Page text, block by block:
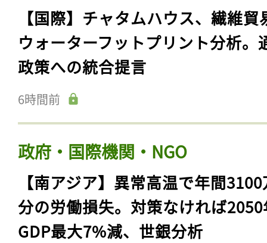
【国際】チャタムハウス、繊維貿
ウォーターフットプリント分析。
政策への統合提言
6時間前
政府・国際機関・NGO
【南アジア】異常高温で年間
分の労働損失。対策なければ
GDP最大7%減、世銀分析